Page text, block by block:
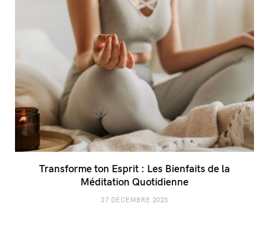
Transforme ton Esprit : Les Bienfaits de la
Méditation Quotidienne
27 DÉCEMBRE 2023